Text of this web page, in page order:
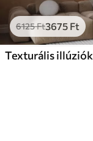
6125Ft3675 Ft
Texturális illúziók